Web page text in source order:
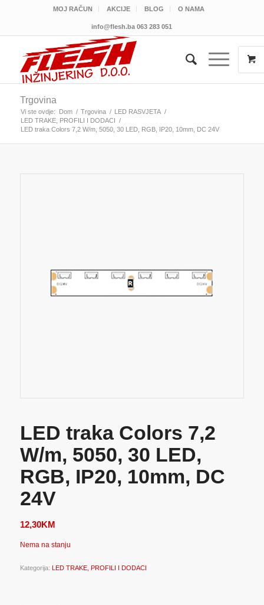
MOJ RAČUN AKCIJE BLOG O NAMA
info@flesh.ba 063 283 051
Trgovina
Vi ste ovdje: Dom / Trgovina / LED RASVJETA /
LED TRAKE, PROFILI I DODACI /
LED traka Colors 7,2 W/m, 5050, 30 LED, RGB, IP20, 10mm, DC 24V
LED traka Colors 7,2
W/m, 5050, 30 LED,
RGB, IP20, 10mm, DC
24V
12,30KM
Nema na stanju
Kategorija: LED TRAKE, PROFILI I DODACI